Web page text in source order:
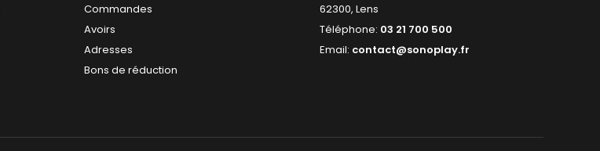
Commandes
Avoirs
Adresses
Bons de réduction
62300, Lens
Téléphone: 03 21 700 500
Email: contact@sonoplay.fr